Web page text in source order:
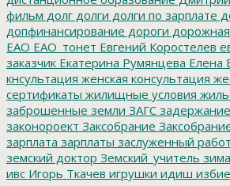
фильм долг долги долги по зарплате
допфинансирование дороги
ЕАО ЕАО_тонет Евгений Коростелев
заказчик Екатерина Румянцева Елена
кнсультация женская консультация
сертификаты жилищные условия
заброшенные земли ЗАГС задержание
законороект Заксобрание
зарплата зарплаты заслуженный
земский доктор Земский_учитель
ивс Игорь Ткачев игрушки идиш